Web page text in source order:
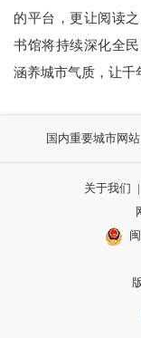
的平台，更让阅读
书馆将持续深化全
涵养城市气质，让千
国内重要城市网站
关于我们 |